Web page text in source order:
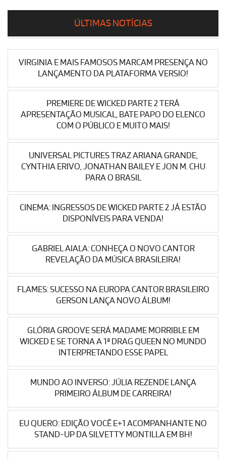
ÚLTIMAS NOTÍCIAS
VIRGINIA E MAIS FAMOSOS MARCAM PRESENÇA NO
LANÇAMENTO DA PLATAFORMA VERSIO!
PREMIERE DE WICKED PARTE 2 TERÁ
APRESENTAÇÃO MUSICAL, BATE PAPO DO ELENCO
COM O PÚBLICO E MUITO MAIS!
UNIVERSAL PICTURES TRAZ ARIANA GRANDE,
CYNTHIA ERIVO, JONATHAN BAILEY E JON M. CHU
PARA O BRASIL
CINEMA: INGRESSOS DE WICKED PARTE 2 JÁ ESTÃO
DISPONÍVEIS PARA VENDA!
GABRIEL AIALA: CONHEÇA O NOVO CANTOR
REVELAÇÃO DA MÚSICA BRASILEIRA!
FLAMES: SUCESSO NA EUROPA CANTOR BRASILEIRO
GERSON LANÇA NOVO ÁLBUM!
GLÓRIA GROOVE SERÁ MADAME MORRIBLE EM
WICKED E SE TORNA A 1ª DRAG QUEEN NO MUNDO
INTERPRETANDO ESSE PAPEL
MUNDO AO INVERSO: JÚLIA REZENDE LANÇA
PRIMEIRO ÁLBUM DE CARREIRA!
EU QUERO: EDIÇÃO VOCÊ E+1 ACOMPANHANTE NO
STAND-UP DA SILVETTY MONTILLA EM BH!